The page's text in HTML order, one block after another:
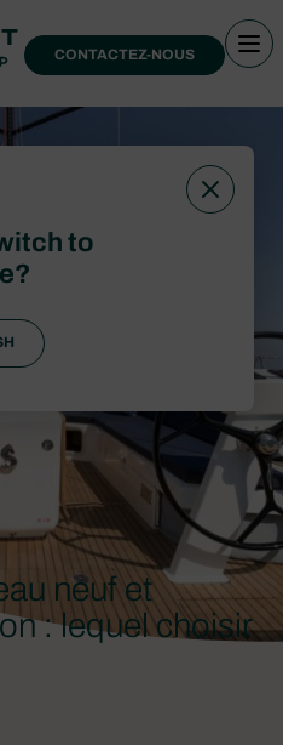
CONTACTEZ-NOUS
neuf et
: lequel choisir
to